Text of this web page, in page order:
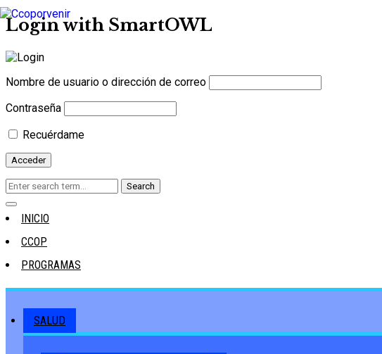
Login with SmartOWL
Nombre de usuario o dirección de correo
Contraseña
Recuérdame
INICIO
CCOP
PROGRAMAS
SALUD